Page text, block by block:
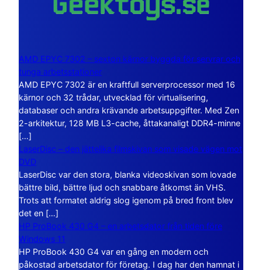
AMD EPYC 7302 – sexton kärnor byggda för servrar och
tunga arbetsstationer
AMD EPYC 7302 är en kraftfull serverprocessor med 16
kärnor och 32 trådar, utvecklad för virtualisering,
databaser och andra krävande arbetsuppgifter. Med Zen
2-arkitektur, 128 MB L3-cache, åttakanaligt DDR4-minne
[…]
LaserDisc – den jättelika filmskivan som visade vägen mot
DVD
LaserDisc var den stora, blanka videoskivan som lovade
bättre bild, bättre ljud och snabbare åtkomst än VHS.
Trots att formatet aldrig slog igenom på bred front blev
det en […]
HP ProBook 430 G4 – en arbetsdator från tiden före
Windows 11
HP ProBook 430 G4 var en gång en modern och
påkostad arbetsdator för företag. I dag har den hamnat i